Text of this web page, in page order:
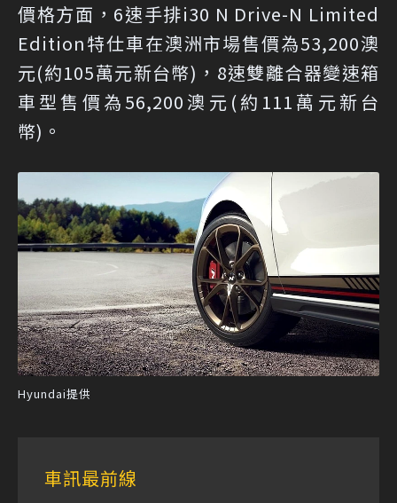
價格方面，6速手排i30 N Drive-N Limited
Edition特仕車在澳洲市場售價為53,200澳
元(約105萬元新台幣)，8速雙離合器變速箱
車型售價為56,200澳元(約111萬元新台
幣)。
Hyundai提供
車訊最前線